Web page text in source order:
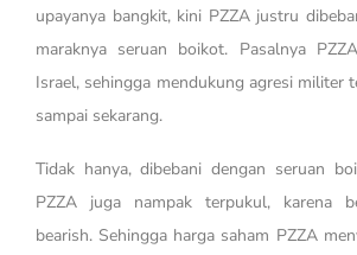
upayanya bangkit, kini PZZA justru
maraknya seruan boikot. Pasalnya
Israel, sehingga mendukung agresi militer
sampai sekarang.
Tidak hanya, dibebani dengan seruan
PZZA juga nampak terpukul, karena
bearish. Sehingga harga saham PZZA